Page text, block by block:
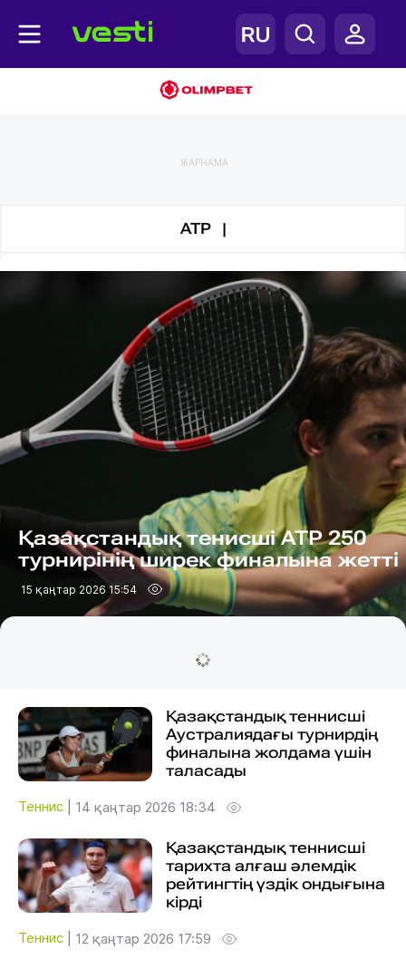
ЖАРНАМА
ATP |
Қазақстандық тенисші ATP 250
турнирінің ширек финалына жетті
15 қаңтар 2026 15:54
Қазақстандық теннисші
Аустралиядағы турнирдің
финалына жолдама үшін
таласады
Теннис 14 қаңтар 2026 18:34
Қазақстандық теннисші
тарихта алғаш әлемдік
рейтингтің үздік ондығына
кірді
Теннис 12 қаңтар 2026 17:59